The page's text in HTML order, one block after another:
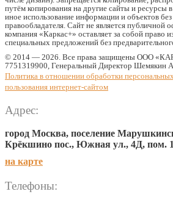
путём копирования на другие сайты и ресурсы
иное использование информации и объектов без
правообладателя. Cайт не является публичной
компания «Каркас+» оставляет за собой право
специальных предложений без
© 2014 — 2026. Все права защищены ООО
7751319900, Генеральный Директор Шемякин
Политика в отношении обработки
пользования интернет-сайтом
Адрес:
город Москва, поселение
Крёкшино пос., Южная ул., 4Д, пом.
на карте
Телефоны: